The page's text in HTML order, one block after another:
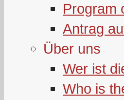
Program
Antrag
Über uns
Wer ist
Who is